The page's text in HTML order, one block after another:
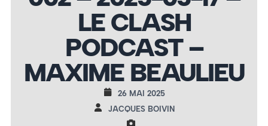
LE CLASH
PODCAST –
MAXIME BEAULIEU
26 MAI 2025
JACQUES BOIVIN